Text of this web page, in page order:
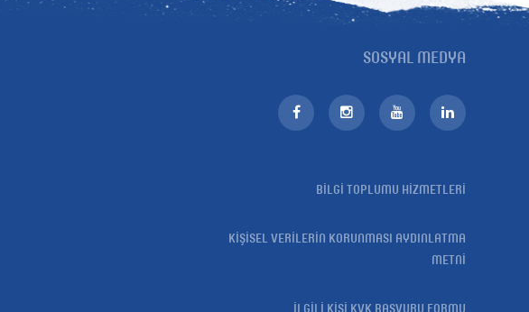
SOSYAL MEDYA
BİLGİ TOPLUMU HİZMETLERİ
KİŞİSEL VERİLERİN KORUNMASI AYDINLATMA
METNİ
İLGİLİ KİŞİ KVK BAŞVURU FORMU